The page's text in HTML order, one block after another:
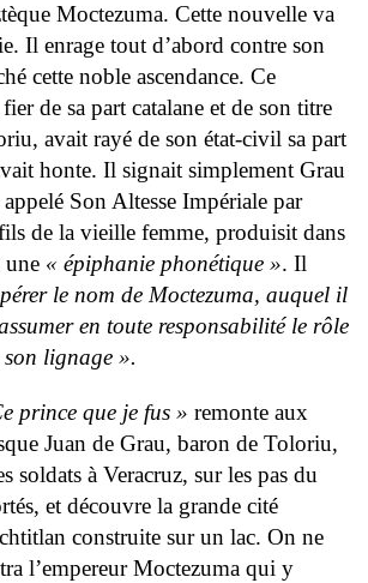
Moctezuma. Cette nouvelle va
Il enrage tout d’abord contre son
cette noble ascendance. Ce
de sa part catalane et de son titre
avait rayé de son état-civil sa part
honte. Il signait simplement Grau
Son Altesse Impériale par
de la vieille femme, produisit dans
« épiphanie phonétique ». Il
le nom de Moctezuma, auquel il
en toute responsabilité le rôle
lignage ».
prince que je fus » remonte aux
Juan de Grau, baron de Toloriu,
soldats à Veracruz, sur les pas du
et découvre la grande cité
construite sur un lac. On ne
l’empereur Moctezuma qui y